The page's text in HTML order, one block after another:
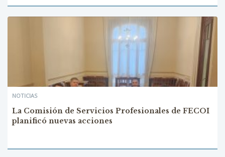
NOTICIAS
La Comisión de Servicios Profesionales de FECOI
planificó nuevas acciones